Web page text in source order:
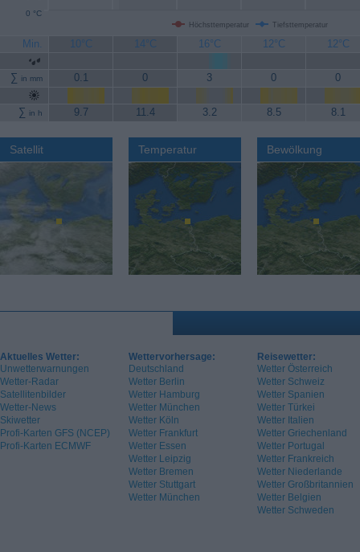
Höchsttemperatur Tiefsttemperatur
0 °C
Min. 10°C 14°C 16°C 12°C 12°C
∑ in mm 0.1 0 3 0 0
∑ in h 9.7 11.4 3.2 8.5 8.1
Satellit Temperatur Bewölkung
Aktuelles Wetter:
Unwetterwarnungen
Wetter-Radar
Satellitenbilder
Wetter-News
Skiwetter
Profi-Karten GFS (NCEP)
Profi-Karten ECMWF
Wettervorhersage:
Deutschland
Wetter Berlin
Wetter Hamburg
Wetter München
Wetter Köln
Wetter Frankfurt
Wetter Essen
Wetter Leipzig
Wetter Bremen
Wetter Stuttgart
Wetter München
Reisewetter:
Wetter Österreich
Wetter Schweiz
Wetter Spanien
Wetter Türkei
Wetter Italien
Wetter Griechenland
Wetter Portugal
Wetter Frankreich
Wetter Niederlande
Wetter Großbritannien
Wetter Belgien
Wetter Schweden